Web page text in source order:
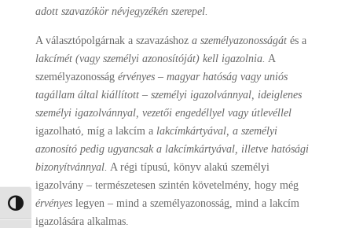
Nagy kontraszt váltása
adott szavazókör névjegyzékén szerepel.
A választópolgárnak a szavazáshoz a személyazonosságátés a
lakcímét (vagy személyi azonosítóját) kell igazolnia. A
személyazonosság érvényes – magyar hatóság vagy uniós
tagállam által kiállított – személyi igazolvánnyal, ideiglenes
személyi igazolvánnyal, vezetői engedéllyel vagy útlevéllel
igazolható, míg a lakcím a lakcímkártyával, a személyi
azonosító pedig ugyancsak a lakcímkártyával, illetve hatósági
bizonyítvánnyal. A régi típusú, könyv alakú személyi
igazolvány – természetesen szintén követelmény, hogy még
érvényeslegyen – mind a személyazonosság, mind a lakcím
igazolására alkalmas.